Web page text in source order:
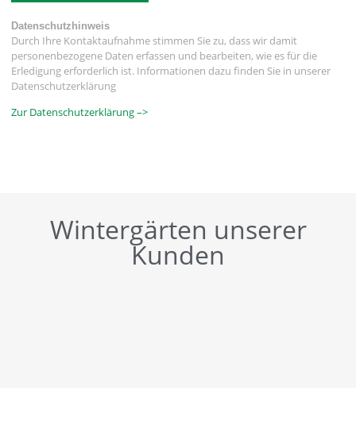
Datenschutzhinweis
Durch Ihre Kontaktaufnahme stimmen Sie zu, dass wir damit
personenbezogene Daten erfassen und bearbeiten, wie es für die
Erledigung erforderlich ist. Informationen dazu finden Sie in unserer
Datenschutzerklärung
Zur Datenschutzerklärung –>
Wintergärten unserer
Kunden